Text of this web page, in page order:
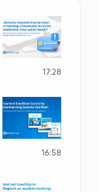
17:28
16:58